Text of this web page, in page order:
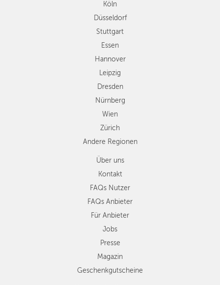
Nürnberg
Regionen
Köln
Düsseldorf
Stuttgart
Essen
Hannover
Leipzig
Dresden
Nürnberg
Wien
Zürich
Andere Regionen
Über uns
Kontakt
FAQs Nutzer
FAQs Anbieter
Für Anbieter
Jobs
Presse
Magazin
Geschenkgutscheine